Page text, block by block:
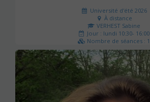
Université d'été 2026
À distance
VERHEST Sabine
Jour : lundi 10:30- 16:00
Nombre de séances : 1
40 €